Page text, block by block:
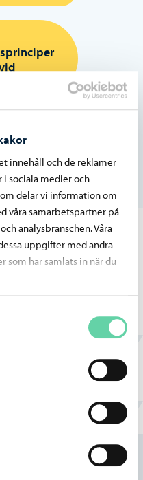
innehåll och de reklamer
i sociala medier och
delar vi information om
våra samarbetspartner på
analysbranschen. Våra
uppgifter med andra
som har samlats in när du
och
av intresse
Livsmedelslagen